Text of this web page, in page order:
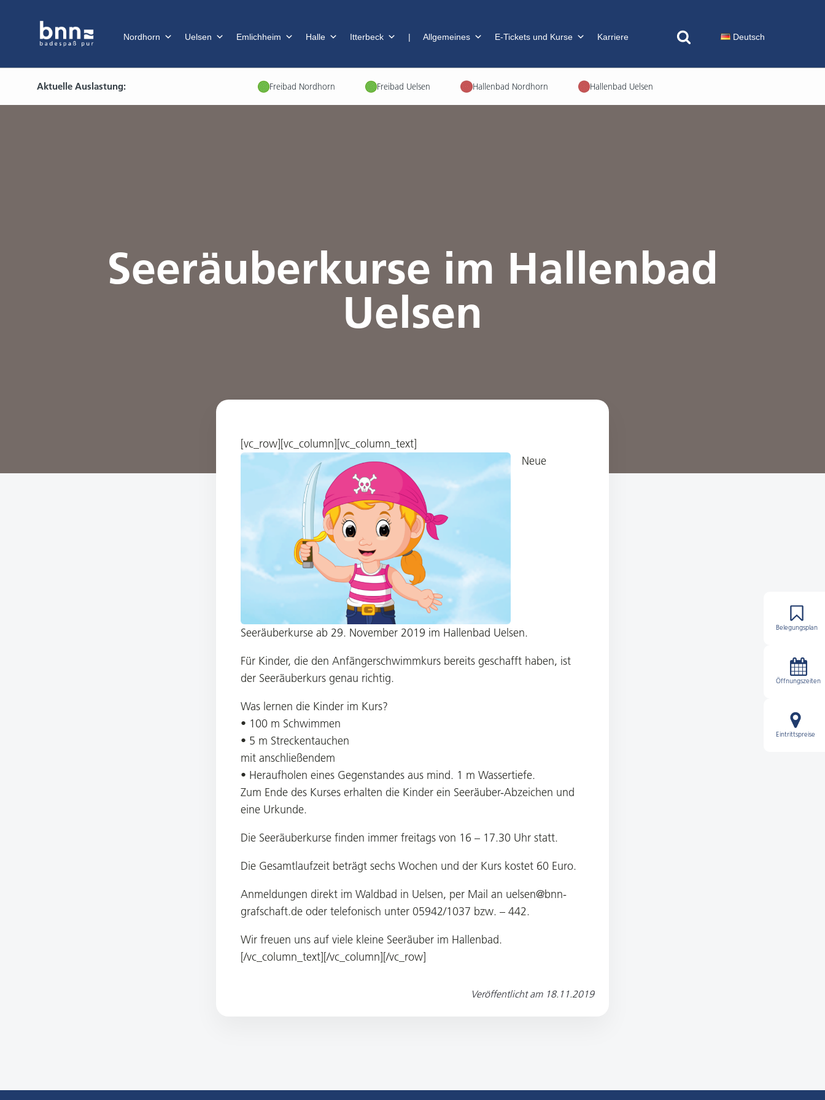
Nordhorn Uelsen Emlichheim Halle Itterbeck | Allgemeines E-Tickets und Kurse Karriere Deutsch
Belegungsplan
Öffnungszeiten
Eintrittspreise
Aktuelle Auslastung: Freibad Nordhorn Freibad Uelsen Hallenbad Nordhorn Hallenbad Uelsen
Seeräuberkurse im Hallenbad
Uelsen
[vc_row][vc_column][vc_column_text]
Neue
Seeräuberkurse ab 29. November 2019 im Hallenbad Uelsen.
Für Kinder, die den Anfängerschwimmkurs bereits geschafft haben, ist
der Seeräuberkurs genau richtig.
Was lernen die Kinder im Kurs?
• 100 m Schwimmen
• 5 m Streckentauchen
mit anschließendem
• Heraufholen eines Gegenstandes aus mind. 1 m Wassertiefe.
Zum Ende des Kurses erhalten die Kinder ein Seeräuber-Abzeichen und
eine Urkunde.
Die Seeräuberkurse finden immer freitags von 16 – 17.30 Uhr statt.
Die Gesamtlaufzeit beträgt sechs Wochen und der Kurs kostet 60 Euro.
Anmeldungen direkt im Waldbad in Uelsen, per Mail an uelsen@bnn-
grafschaft.de oder telefonisch unter 05942/1037 bzw. – 442.
Wir freuen uns auf viele kleine Seeräuber im Hallenbad.
[/vc_column_text][/vc_column][/vc_row]
Veröffentlicht am 18.11.2019